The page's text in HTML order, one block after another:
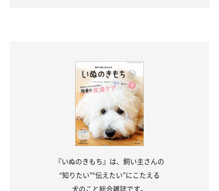
『いぬのきもち』は、飼い主さんの
“知りたい”“伝えたい”にこたえる
犬のこと総合雑誌です。